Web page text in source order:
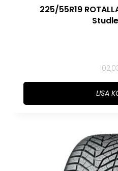
225/55R19
LISA